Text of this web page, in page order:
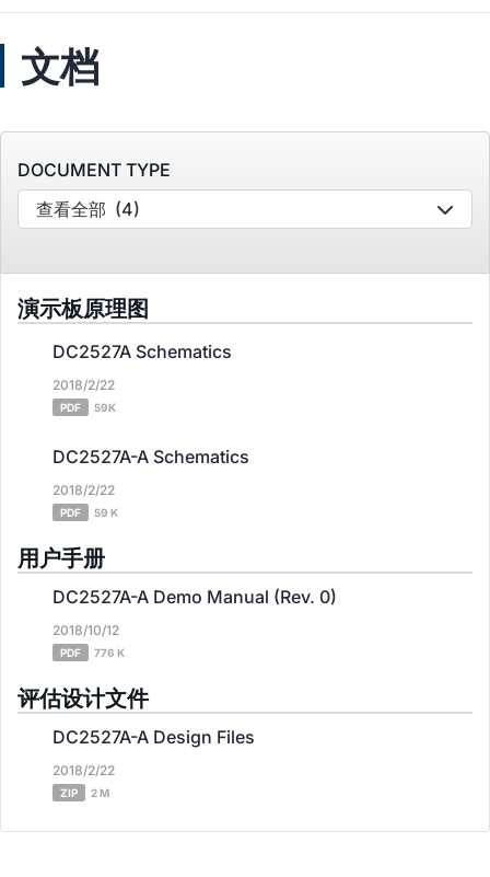
文档
DOCUMENT TYPE
查看全部 (4)
演示板原理图
DC2527A Schematics
2018/2/22
PDF 59K
DC2527A-A Schematics
2018/2/22
PDF 59 K
用户手册
DC2527A-A Demo Manual (Rev. 0)
2018/10/12
PDF 776 K
评估设计文件
DC2527A-A Design Files
2018/2/22
ZIP 2 M